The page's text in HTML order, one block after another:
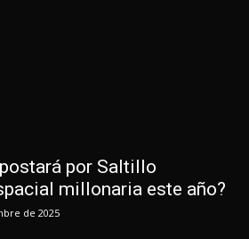
por Saltillo
millonaria este año?
de 2025